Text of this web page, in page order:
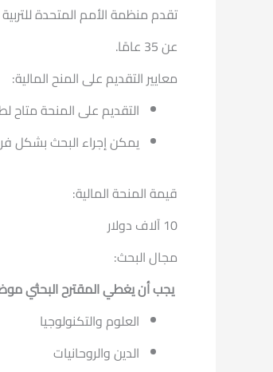
عن 35 عامًا.
معايير التقديم على المنح المالية:
التقديم على المنحة متاح لطلاب
يمكن إجراء البحث بشكل
قيمة المنحة المالية:
10 آلاف دولار
مجال البحث:
يجب أن يغطي المقترح البحثي
العلوم والتكنولوجيا
الدين والروحانيات